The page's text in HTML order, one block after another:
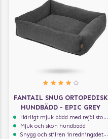
FANTAIL SNUG ORTOPEDISK
HUNDBÄDD - EPIC GREY
Härligt mjuk bädd med rejäl stoppning som håller formen
Mjuk och skön hundbädd
Snygg och stilren inredningsdetalj